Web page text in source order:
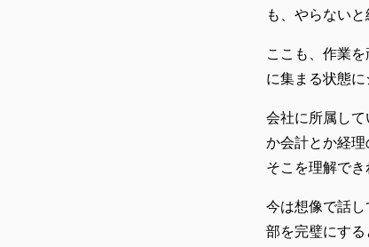
も、やらない
ここも、作業
に集まる状態
会社に所属し
か会計とか経
そこを理解で
今は想像で話
部を完璧にする